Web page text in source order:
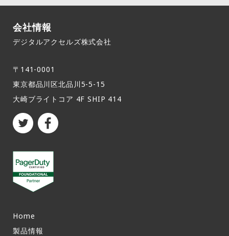
会社情報
デジタルアクセルズ株式会社
〒141-0001
東京都品川区北品川5-5-15​
大崎ブライトコア 4F SHIP 414
Home
製品情報​